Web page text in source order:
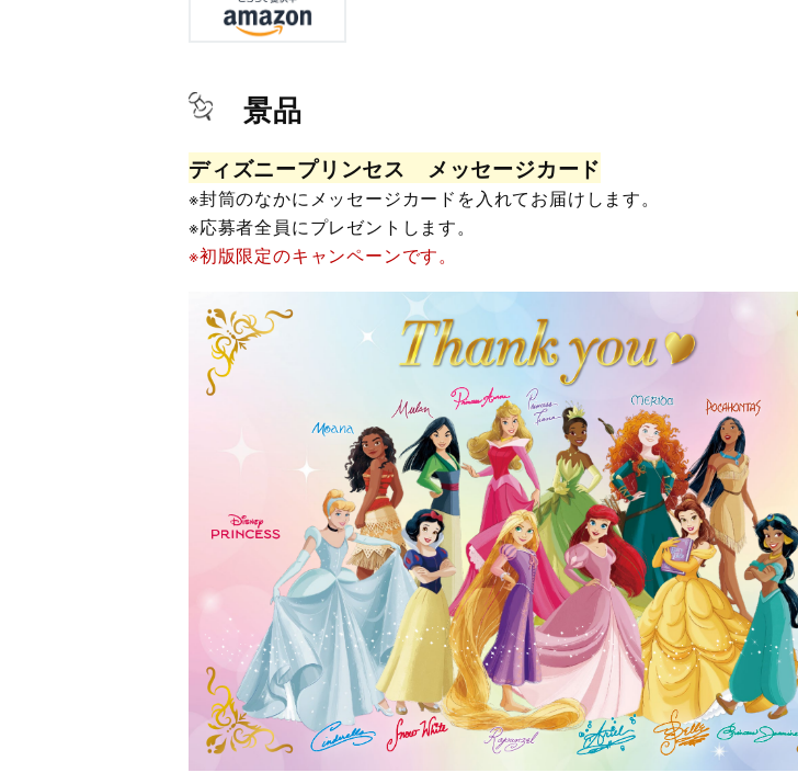
景品
ディズニープリンセス メッセージカード
※封筒のなかにメッセージカードを入れてお届けします。
※応募者全員にプレゼントします。
※初版限定のキャンペーンです。